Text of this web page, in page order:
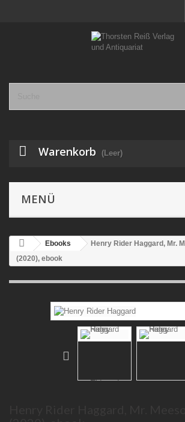
Warenkorb (Leer)
MENÜ
Ebooks
Henry Rider Haggard, Mr.
(2020), ebook